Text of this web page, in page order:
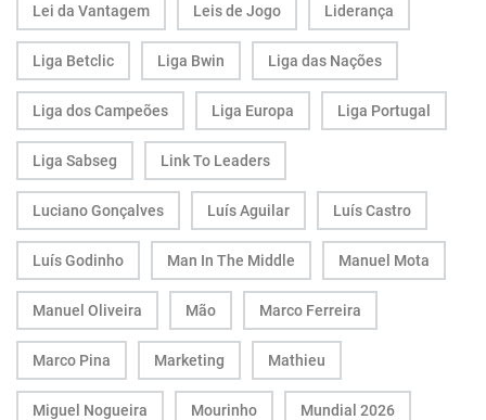
Lei da Vantagem Leis de Jogo Liderança
Liga Betclic Liga Bwin Liga das Nações
Liga dos Campeões Liga Europa Liga Portugal
Liga Sabseg Link To Leaders
Luciano Gonçalves Luís Aguilar Luís Castro
Luís Godinho Man In The Middle Manuel Mota
Manuel Oliveira Mão Marco Ferreira
Marco Pina Marketing Mathieu
Miguel Nogueira Mourinho Mundial 2026